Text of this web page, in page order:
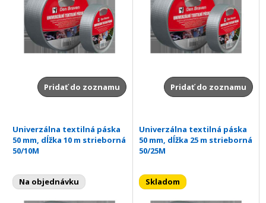
Pridať do zoznamu Pridať do zoznamu
Univerzálna textilná páska
50 mm, dĺžka 10 m strieborná
50/10M
Na objednávku
Univerzálna textilná páska
50 mm, dĺžka 25 m strieborná
50/25M
Skladom